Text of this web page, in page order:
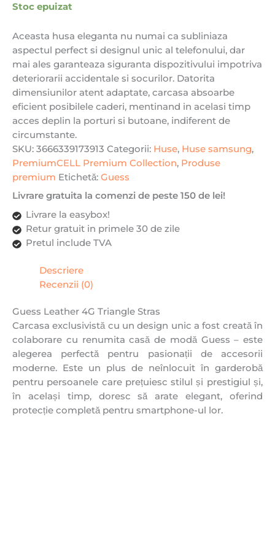
Stoc epuizat
Aceasta husa eleganta nu numai ca subliniaza
aspectul perfect si designul unic al telefonului, dar
mai ales garanteaza siguranta dispozitivului impotriva
deteriorarii accidentale si socurilor. Datorita
dimensiunilor atent adaptate, carcasa absoarbe
eficient posibilele caderi, mentinand in acelasi timp
acces deplin la porturi si butoane, indiferent de
circumstante.
SKU: 3666339173913 Categorii: Huse, Huse samsung,
PremiumCELL Premium Collection, Produse
premium Etichetă: Guess
Livrare gratuita la comenzi de peste 150 de lei!
Livrare la easybox!
Retur gratuit in primele 30 de zile
Pretul include TVA
Descriere
Recenzii (0)
Guess Leather 4G Triangle Stras
Carcasa exclusivistă cu un design unic a fost creată în
colaborare cu renumita casă de modă Guess – este
alegerea perfectă pentru pasionații de accesorii
moderne. Este un plus de neînlocuit în garderobă
pentru persoanele care prețuiesc stilul și prestigiul și,
în același timp, doresc să arate elegant, oferind
protecție completă pentru smartphone-ul lor.